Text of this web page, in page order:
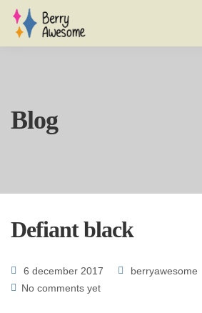
Blog
Defiant black
6 december 2017
berryawesome
No comments yet